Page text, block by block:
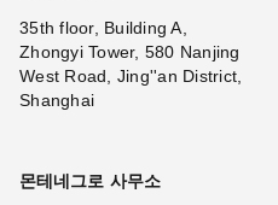
35th floor, Building A,
Zhongyi Tower, 580 Nanjing
West Road, Jing''an District,
Shanghai
몬테네그로 사무소